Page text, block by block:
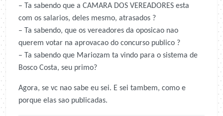
– Ta sabendo que a CAMARA DOS VEREADORES esta
com os salarios, deles mesmo, atrasados ?
– Ta sabendo, que os vereadores da oposicao nao
querem votar na aprovacao do concurso publico ?
– Ta sabendo que Mariozam ta vindo para o sistema de
Bosco Costa, seu primo?
Agora, se vc nao sabe eu sei. E sei tambem, como e
porque elas sao publicadas.